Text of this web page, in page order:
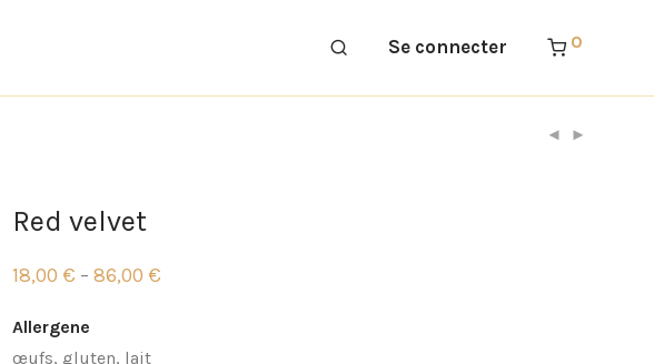
Se connecter 0
Red velvet
18,00 € – 86,00 €
Plage
prix :
18,00 €
à
Allergene
œufs, gluten, lait